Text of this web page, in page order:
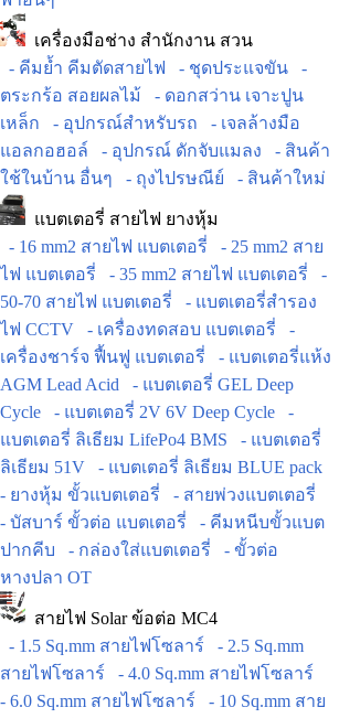
เครื่องมือช่าง สำนักงาน สวน
- คีมย้ำ คีมตัดสายไฟ
- ชุดประแจขัน
-
ตระกร้อ สอยผลไม้
- ดอกสว่าน เจาะปูน
เหล็ก
- อุปกรณ์สำหรับรถ
- เจลล้างมือ
แอลกอฮอล์
- อุปกรณ์ ดักจับแมลง
- สินค้า
ใช้ในบ้าน อื่นๆ
- ถุงไปรษณีย์ - สินค้าใหม่
แบตเตอรี่ สายไฟ ยางหุ้ม
- 16 mm2 สายไฟ แบตเตอรี่
- 25 mm2 สาย
ไฟ แบตเตอรี่
- 35 mm2 สายไฟ แบตเตอรี่
-
50-70 สายไฟ แบตเตอรี่
- แบตเตอรี่สำรอง
ไฟ CCTV
- เครื่องทดสอบ แบตเตอรี่
-
เครื่องชาร์จ ฟื้นฟู แบตเตอรี่
- แบตเตอรี่แห้ง
AGM Lead Acid
- แบตเตอรี่ GEL Deep
Cycle
- แบตเตอรี่ 2V 6V Deep Cycle
-
แบตเตอรี่ ลิเธียม LifePo4 BMS
- แบตเตอรี่
ลิเธียม 51V
- แบตเตอรี่ ลิเธียม BLUE pack
- ยางหุ้ม ขั้วแบตเตอรี่
- สายพ่วงแบตเตอรี่
- บัสบาร์ ขั้วต่อ แบตเตอรี่
- คีมหนีบขั้วแบต
ปากคีบ
- กล่องใส่แบตเตอรี่
- ขั้วต่อ
หางปลา OT
สายไฟ Solar ข้อต่อ MC4
- 1.5 Sq.mm สายไฟโซลาร์
- 2.5 Sq.mm
สายไฟโซลาร์
- 4.0 Sq.mm สายไฟโซลาร์
- 6.0 Sq.mm สายไฟโซลาร์
- 10 Sq.mm สาย